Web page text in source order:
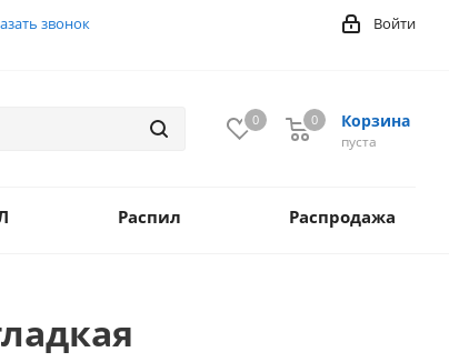
Войти
звонок
0 Корзина
0
пуста
0
Распил Распродажа